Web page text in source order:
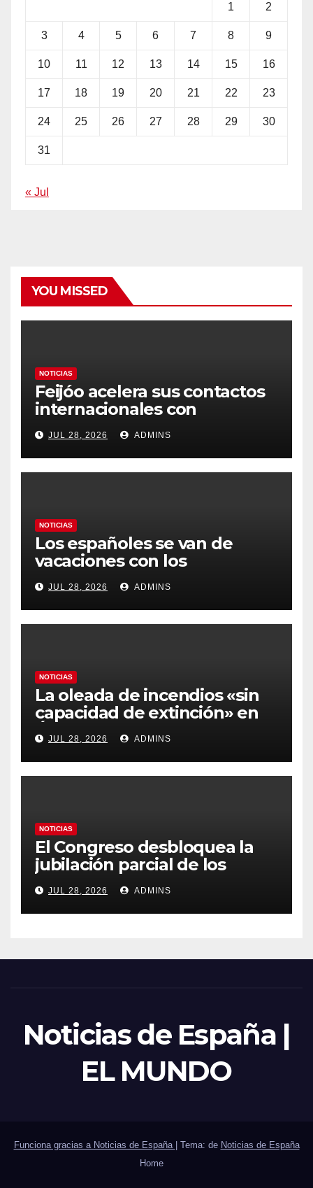
1 2
3 4 5 6 7 8 9
10 11 12 13 14 15 16
17 18 19 20 21 22 23
24 25 26 27 28 29 30
31
« Jul
YOU MISSED
NOTICIAS
Feijóo acelera sus contactos
internacionales con
Latinoamérica como socio
prioritario en su agenda de
gobierno
JUL 28, 2026 ADMINS
NOTICIAS
Los españoles se van de
vacaciones con los
carburantes hasta un 21%
más caros que el año pasado
y los hoteles disparados
JUL 28, 2026 ADMINS
NOTICIAS
La oleada de incendios «sin
capacidad de extinción» en
Ávila y al oeste de Madrid
obliga a declarar la
emergencia nacional
JUL 28, 2026 ADMINS
NOTICIAS
El Congreso desbloquea la
jubilación parcial de los
trabajadores laborales del
sector público
JUL 28, 2026 ADMINS
Noticias de España |
EL MUNDO
Funciona gracias a Noticias de España Tema: de Noticias de España
Home